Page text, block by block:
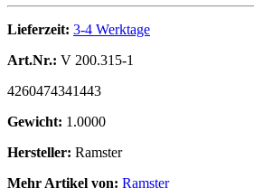
Lieferzeit: 3-4 Werktage
Art.Nr.: V 200.315-1
4260474341443
Gewicht: 1.0000
Hersteller: Ramster
Mehr Artikel von: Ramster